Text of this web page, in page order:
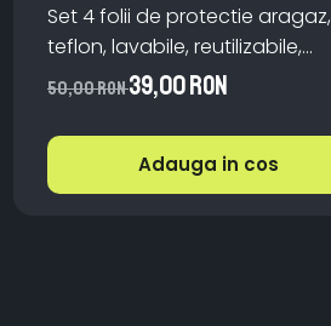
Set 4 folii de protectie aragaz,
teflon, lavabile, reutilizabile,
Negru/Gri
50,00 RON39,00 RON
Adauga in cos